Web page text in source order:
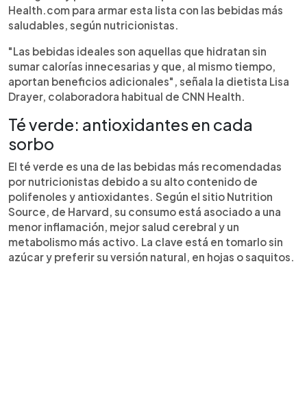
pero poderoso, para sentirte mejor cada día sin
caer en restricciones extremas ni modas
pasajeras.
Health.com para armar esta lista con las bebidas más
saludables, según nutricionistas.
"Las bebidas ideales son aquellas que hidratan sin
sumar calorías innecesarias y que, al mismo tiempo,
aportan beneficios adicionales", señala la dietista Lisa
Drayer, colaboradora habitual de CNN Health.
Té verde: antioxidantes en cada
sorbo
El té verde es una de las bebidas más recomendadas
por nutricionistas debido a su alto contenido de
polifenoles y antioxidantes. Según el sitio Nutrition
Source, de Harvard, su consumo está asociado a una
menor inflamación, mejor salud cerebral y un
metabolismo más activo. La clave está en tomarlo sin
azúcar y preferir su versión natural, en hojas o saquitos.